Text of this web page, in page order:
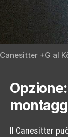
Canesitter +G al
Il Canesitter